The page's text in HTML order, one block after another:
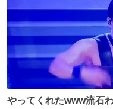
やってくれたwww流石